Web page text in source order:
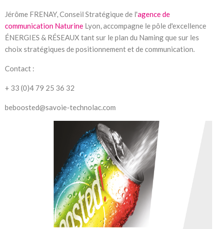
Jérôme FRENAY, Conseil Stratégique de l'agence de
communication Naturine Lyon, accompagne le pôle d'excellence
ÉNERGIES & RÉSEAUX tant sur le plan du Naming que sur les
choix stratégiques de positionnement et de communication.
Contact :
+ 33 (0)4 79 25 36 32
beboosted@savoie-technolac.com